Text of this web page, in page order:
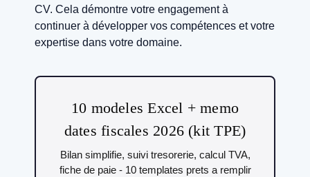
CV. Cela démontre votre engagement à
continuer à développer vos compétences et votre
expertise dans votre domaine.
10 modeles Excel + memo
dates fiscales 2026 (kit TPE)
Bilan simplifie, suivi tresorerie, calcul TVA,
fiche de paie - 10 templates prets a remplir